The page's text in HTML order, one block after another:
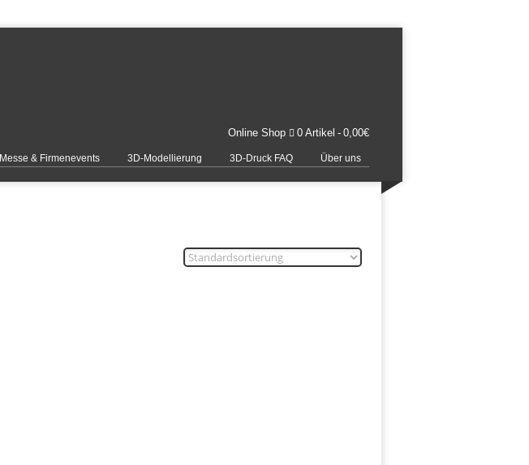
Online Shop 0 Artikel 0,00€
Messe & Firmenevents 3D-Modellierung 3D-Druck FAQ Über uns